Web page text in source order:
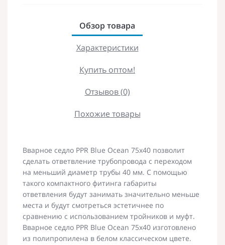
Обзор товара
Характеристики
Купить оптом!
Отзывов (0)
Похожие товары
Вварное седло PPR Blue Ocean 75х40 позволит
сделать ответвление трубопровода с переходом
на меньший диаметр трубы 40 мм. С помощью
такого компактного фитинга габариты
ответвления будут занимать значительно меньше
места и будут смотреться эстетичнее по
сравнению с использованием тройников и муфт.
Вварное седло PPR Blue Ocean 75х40 изготовлено
из полипропилена в белом классическом цвете.